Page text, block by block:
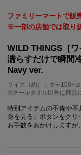
ファミリーマートで販
※一部の店舗では取り
WILD THINGS［ワ
濡らすだけで瞬間
Navy ver.
サイズ（約）：タテ100×
※クールタオル以外は商品
特別アイテムの不備や不
身を見る」ボタンをクリ
お手数をおかけしますが